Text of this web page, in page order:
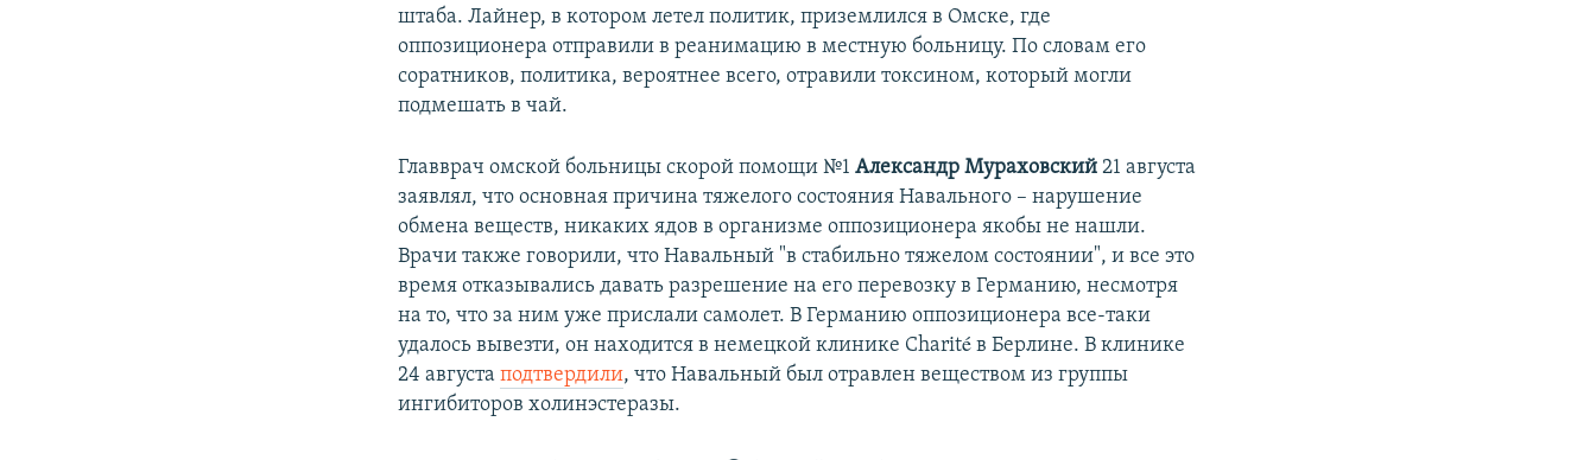
штаба. Лайнер, в котором летел политик, приземлился в Омске, где
оппозиционера отправили в реанимацию в местную больницу. По словам его
соратников, политика, вероятнее всего, отравили токсином, который могли
подмешать в чай.
Главврач омской больницы скорой помощи №1Александр Мураховский21 августа
заявлял, что основная причина тяжелого состояния Навального –​ нарушение
обмена веществ, никаких ядов в организме оппозиционера якобы не нашли.
Врачи также говорили, что Навальный "в стабильно тяжелом состоянии", и все это
время отказывались давать разрешение на его перевозку в Германию, несмотря
на то, что за ним уже прислали самолет. В Германию оппозиционера все-таки
удалось вывезти, он находится в немецкой клинике Charité в Берлине. В клинике
24 августаподтвердили, что Навальный был отравлен веществом из группы
ингибиторов холинэстеразы.